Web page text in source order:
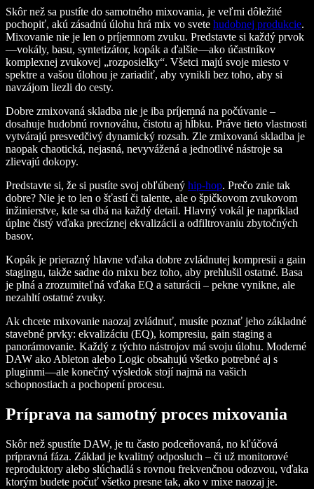
Skôr než sa pustíte do samotného mixovania, je veľmi dôležité
pochopiť, akú zásadnú úlohu hrá mix vo svete hudobnej produkcie.
Mixovanie nie je len o príjemnom zvuku. Predstavte si každý prvok
—vokály, basu, syntetizátor, kopák a ďalšie—ako účastníkov
komplexnej zvukovej „rozposielky“. Všetci majú svoje miesto v
spektre a vašou úlohou je zariadiť, aby vynikli bez toho, aby si
navzájom liezli do cesty.
Dobre zmixovaná skladba nie je iba príjemná na počúvanie –
dosahuje hudobnú rovnováhu, čistotu aj hĺbku. Práve tieto vlastnosti
vytvárajú presvedčivý dynamický rozsah. Zle zmixovaná skladba je
naopak chaotická, nejasná, nevyvážená a jednotlivé nástroje sa
zlievajú dokopy.
Predstavte si, že si pustíte svoj obľúbený hip-hop. Prečo znie tak
dobre? Nie je to len o šťastí či talente, ale o špičkovom zvukovom
inžinierstve, kde sa dbá na každý detail. Hlavný vokál je napríklad
úplne čistý vďaka precíznej ekvalizácii a odfiltrovaniu zbytočných
basov.
Kopák je prierazný hlavne vďaka dobre zvládnutej kompresii a gain
stagingu, takže sadne do mixu bez toho, aby prehlušil ostatné. Basa
je plná a zrozumiteľná vďaka EQ a saturácii – pekne vynikne, ale
nezahltí ostatné zvuky.
Ak chcete mixovanie naozaj zvládnuť, musíte poznať jeho základné
stavebné prvky: ekvalizáciu (EQ), kompresiu, gain staging a
panorámovanie. Každý z týchto nástrojov má svoju úlohu. Moderné
DAW ako Ableton alebo Logic obsahujú všetko potrebné aj s
pluginmi—ale konečný výsledok stojí najmä na vašich
schopnostiach a pochopení procesu.
Príprava na samotný proces mixovania
Skôr než spustíte DAW, je tu často podceňovaná, no kľúčová
prípravná fáza. Základ je kvalitný odposluch – či už monitorové
reproduktory alebo slúchadlá s rovnou frekvenčnou odozvou, vďaka
ktorým budete počuť všetko presne tak, ako v mixe naozaj je.